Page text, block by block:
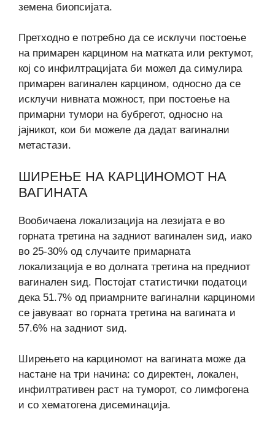
земена биопсијата.
Претходно е потребно да се исклучи постоење
на примарен карцином на матката или ректумот,
кој со инфилтрацијата би можел да симулира
примарен вагинален карцином, односно да се
исклучи нивната можност, при постоење на
примарни тумори на бубрегот, односно на
јајникот, кои би можеле да дадат вагинални
метастази.
ШИРЕЊЕ НА КАРЦИНОМОТ НА
ВАГИНАТА
Вообичаена локализација на лезијата е во
горната третина на задниот вагинален sид, иако
во 25-30% од случаите примарната
локализација е во долната третина на предниот
вагинален sид. Постојат статистички податоци
дека 51.7% од приамрните вагинални карциноми
се јавуваат во горната третина на вагината и
57.6% на задниот sид.
Ширењето на карциномот на вагината може да
настане на три начина: со директен, локален,
инфилтративен раст на туморот, со лимфогена
и со хематогена дисеминација.